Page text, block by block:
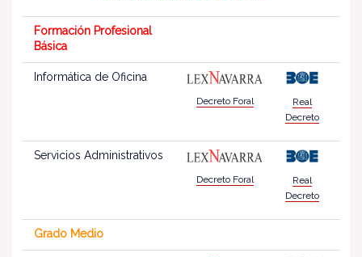
Formación Profesional
Básica
Informática de Oficina
Decreto Foral
Real
Decreto
Servicios Administrativos
Decreto Foral
Real
Decreto
Grado Medio